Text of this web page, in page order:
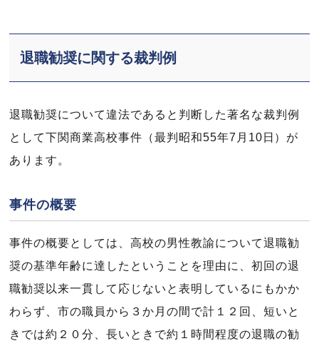
退職勧奨に関する裁判例
退職勧奨について違法であると判断した著名な裁判例
として下関商業高校事件（最判昭和55年7月10日）が
あります。
事件の概要
事件の概要としては、高校の男性教諭について退職勧
奨の基準年齢に達したということを理由に、初回の退
職勧奨以来一貫して応じないと表明しているにもかか
わらず、市の職員から３か月の間で計１２回、短いと
きでは約２０分、長いときで約１時間程度の退職の勧